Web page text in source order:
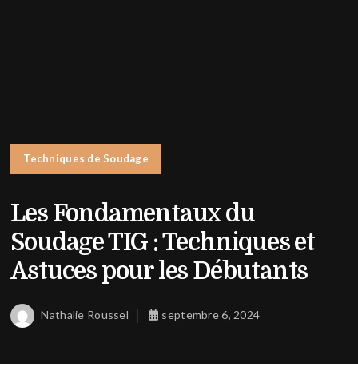
Techniques de Soudage
Les Fondamentaux du
Soudage TIG : Techniques et
Astuces pour les Débutants
Nathalie Roussel septembre 6, 2024